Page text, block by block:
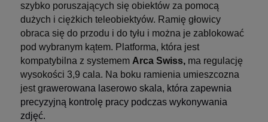
szybko poruszających się obiektów za pomocą
dużych i ciężkich teleobiektyów. Ramię głowicy
obraca się do przodu i do tyłu i można je zablokować
pod wybranym kątem. Platforma, która jest
kompatybilna z systemem Arca Swiss, ma regulację
wysokości 3,9 cala. Na boku ramienia umieszcozna
jest grawerowana laserowo skala, która zapewnia
precyzyjną kontrolę pracy podczas wykonywania
zdjęć.